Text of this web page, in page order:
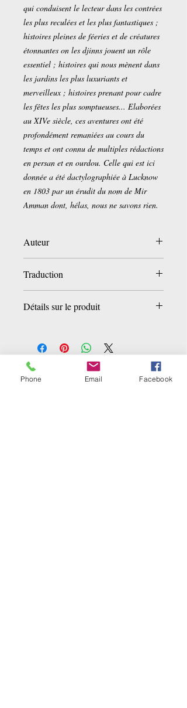
qui conduisent le lecteur dans les contrées
les plus reculées et les plus fantastiques ;
histoires pleines de féeries et de créatures
étonnantes on les djinns jouent un rôle
essentiel ; histoires qui nous mènent dans
les jardins les plus luxuriants et
merveilleux ; histoires prenant pour cadre
les fêtes les plus somptueuses... Elaborées
au XIVe siècle, ces aventures ont été
profondément remaniées au cours du
temps et ont connu de multiples rédactions
en persan et en ourdou. Celle qui est ici
donnée a été dactylographiée à Lucknow
en 1803 par un érudit du nom de Mir
Amman dont, hélas, nous ne savons rien.
Auteur
Traduction
Détails sur le produit
Editeur : Libretto (5 octobre 2017)
Collection :LITT ETRANGERE
Langue :
ISBN-10: 2369143878
Ähnliche Produkte
Phone Email Facebook